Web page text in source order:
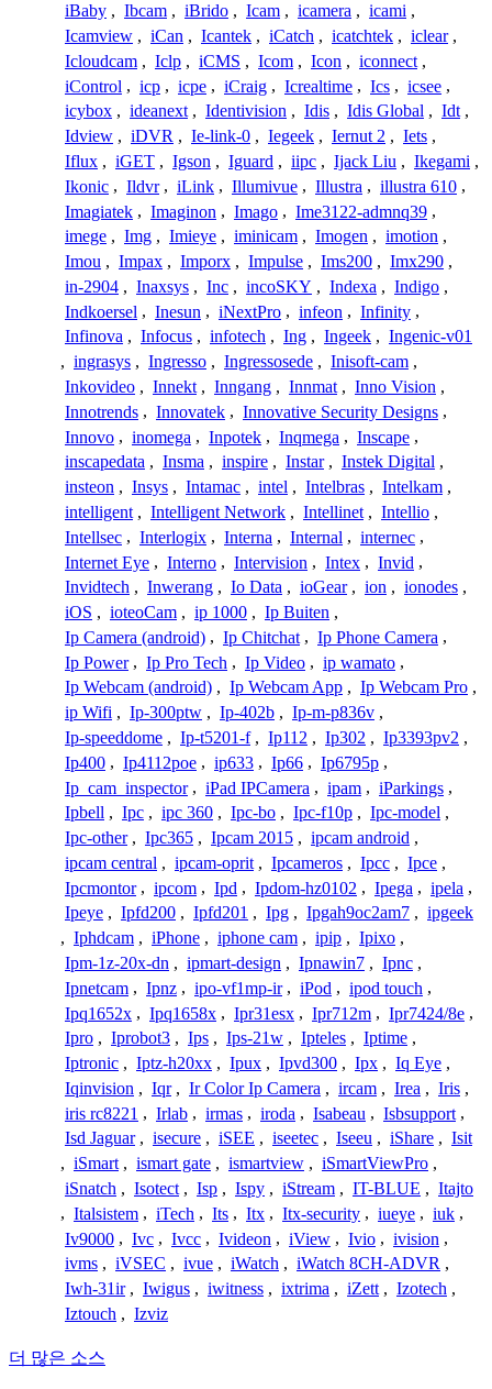
iBaby , Ibcam , iBrido , Icam , icamera , icami ,
Icamview , iCan , Icantek , iCatch , icatchtek , iclear ,
Icloudcam , Iclp , iCMS , Icom , Icon , iconnect ,
iControl , icp , icpe , iCraig , Icrealtime , Ics , icsee ,
icybox , ideanext , Identivision , Idis , Idis Global , Idt ,
Idview , iDVR , Ie-link-0 , Iegeek , Iernut 2 , Iets ,
Iflux , iGET , Igson , Iguard , iipc , Ijack Liu , Ikegami ,
Ikonic , Ildvr , iLink , Illumivue , Illustra , illustra 610 ,
Imagiatek , Imaginon , Imago , Ime3122-admnq39 ,
imege , Img , Imieye , iminicam , Imogen , imotion ,
Imou , Impax , Imporx , Impulse , Ims200 , Imx290 ,
in-2904 , Inaxsys , Inc , incoSKY , Indexa , Indigo ,
Indkoersel , Inesun , iNextPro , infeon , Infinity ,
Infinova , Infocus , infotech , Ing , Ingeek , Ingenic-v01
, ingrasys , Ingresso , Ingressosede , Inisoft-cam ,
Inkovideo , Innekt , Inngang , Innmat , Inno Vision ,
Innotrends , Innovatek , Innovative Security Designs ,
Innovo , inomega , Inpotek , Inqmega , Inscape ,
inscapedata , Insma , inspire , Instar , Instek Digital ,
insteon , Insys , Intamac , intel , Intelbras , Intelkam ,
intelligent , Intelligent Network , Intellinet , Intellio ,
Intellsec , Interlogix , Interna , Internal , internec ,
Internet Eye , Interno , Intervision , Intex , Invid ,
Invidtech , Inwerang , Io Data , ioGear , ion , ionodes ,
iOS , ioteoCam , ip 1000 , Ip Buiten ,
Ip Camera (android) , Ip Chitchat , Ip Phone Camera ,
Ip Power , Ip Pro Tech , Ip Video , ip wamato ,
Ip Webcam (android) , Ip Webcam App , Ip Webcam Pro ,
ip Wifi , Ip-300ptw , Ip-402b , Ip-m-p836v ,
Ip-speeddome , Ip-t5201-f , Ip112 , Ip302 , Ip3393pv2 ,
Ip400 , Ip4112poe , ip633 , Ip66 , Ip6795p ,
Ip_cam_inspector , iPad IPCamera , ipam , iParkings ,
Ipbell , Ipc , ipc 360 , Ipc-bo , Ipc-f10p , Ipc-model ,
Ipc-other , Ipc365 , Ipcam 2015 , ipcam android ,
ipcam central , ipcam-oprit , Ipcameros , Ipcc , Ipce ,
Ipcmontor , ipcom , Ipd , Ipdom-hz0102 , Ipega , ipela ,
Ipeye , Ipfd200 , Ipfd201 , Ipg , Ipgah9oc2am7 , ipgeek
, Iphdcam , iPhone , iphone cam , ipip , Ipixo ,
Ipm-1z-20x-dn , ipmart-design , Ipnawin7 , Ipnc ,
Ipnetcam , Ipnz , ipo-vf1mp-ir , iPod , ipod touch ,
Ipq1652x , Ipq1658x , Ipr31esx , Ipr712m , Ipr7424/8e ,
Ipro , Iprobot3 , Ips , Ips-21w , Ipteles , Iptime ,
Iptronic , Iptz-h20xx , Ipux , Ipvd300 , Ipx , Iq Eye ,
Iqinvision , Iqr , Ir Color Ip Camera , ircam , Irea , Iris ,
iris rc8221 , Irlab , irmas , iroda , Isabeau , Isbsupport ,
Isd Jaguar , isecure , iSEE , iseetec , Iseeu , iShare , Isit
, iSmart , ismart gate , ismartview , iSmartViewPro ,
iSnatch , Isotect , Isp , Ispy , iStream , IT-BLUE , Itajto
, Italsistem , iTech , Its , Itx , Itx-security , iueye , iuk ,
Iv9000 , Ivc , Ivcc , Ivideon , iView , Ivio , ivision ,
ivms , iVSEC , ivue , iWatch , iWatch 8CH-ADVR ,
Iwh-31ir , Iwigus , iwitness , ixtrima , iZett , Izotech ,
Iztouch , Izviz
더 많은 소스